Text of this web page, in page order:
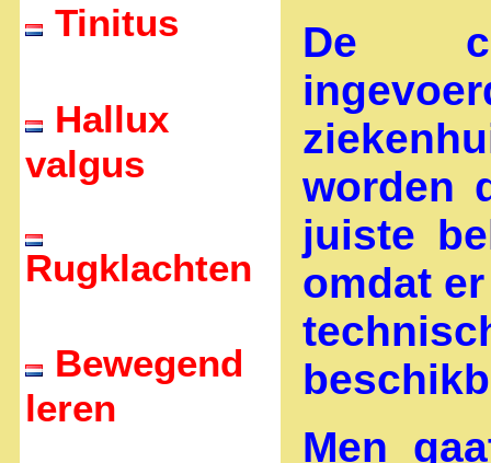
Tinitus
Hallux
valgus
Rugklachten
Bewegend
leren
De
worden
juiste
omdat
Men